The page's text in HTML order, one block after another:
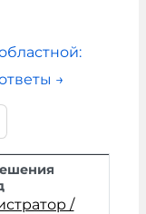
→
/